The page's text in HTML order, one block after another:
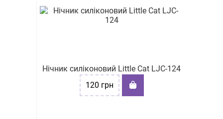
Нічник силіконовий Little Cat LJC-124
120 грн